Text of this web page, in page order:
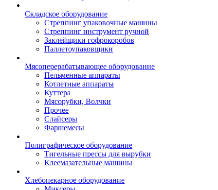
Складское оборудование
Стреппинг упаковочные машины
Стреппинг инструмент ручной
Заклейщики гофрокоробов
Паллетоупаковщики
Мясоперерабатывающее оборудование
Пельменные аппараты
Котлетные аппараты
Куттера
Мясорубки, Волчки
Прочее
Слайсеры
Фаршемесы
Полиграфическое оборудование
Тигельные прессы для вырубки
Клеемазательные машины
Хлебопекарное оборудование